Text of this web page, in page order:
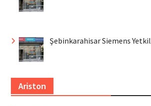
Şebinkarahisar Siemens
Ariston